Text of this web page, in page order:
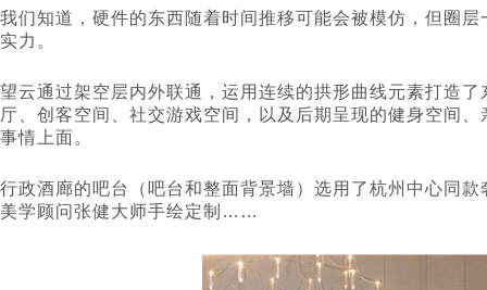
我们知道，硬件的东西随着时间推移可能会被模仿，但圈
实力。
望云通过架空层内外联通，运用连续的拱形曲线元素打造
厅、创客空间、社交游戏空间，以及后期呈现的健身空间
事情上面。
行政酒廊的吧台（吧台和整面背景墙）选用了杭州中心同
美学顾问张健大师手绘定制……